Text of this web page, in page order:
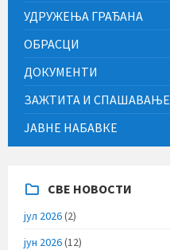
УДРУЖЕЊА ГРАЂАНА
ОБРАСЦИ
ДОКУМЕНТИ
ЗАЖТИТА И СПАШАВАЊЕ
ЈАВНЕ НАБАВКЕ
СВЕ НОВОСТИ
јул 2026(2)
јун 2026(12)